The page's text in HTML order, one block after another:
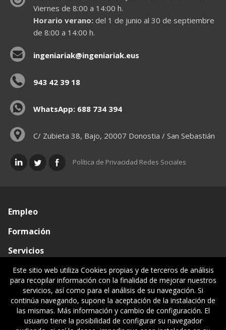
Viernes de 8:00 a 14:00 h.
Horario verano:del 1 de junio al 30 de septiembre
de 8:00 a 14:00 h.
ingeniariak@ingeniariak.eus
943 42 39 18
WhatsApp: 688 734 394
C/ Zubieta 38, Bajo, 20007 Donostia / San Sebastián
Política de Privacidad Redes Sociales
Empleo
Formación
Servicios
Conócenos
Visado de documentos
Ventanilla única
Este sitio web utiliza Cookies propias y de terceros de análisis
para recopilar información con la finalidad de mejorar nuestros
servicios, así como para el análisis de su navegación. Si
continúa navegando, supone la aceptación de la instalación de
las mismas. Más información y cambio de configuración. El
usuario tiene la posibilidad de configurar su navegador